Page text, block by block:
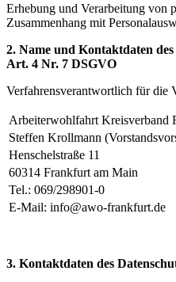
Erhebung und Verarbeitung von
Zusammenhang mit
2. Name und Kontaktdaten
Art. 4 Nr. 7 DSGVO
Verfahrensverantwortlich für die
Arbeiterwohlfahrt Kreisverband
Steffen Krollmann
Henschelstraße 11
60314 Frankfurt am Main
Tel.: 069/298901-0
E-Mail: info@awo-frankfurt.de
3. Kontaktdaten des